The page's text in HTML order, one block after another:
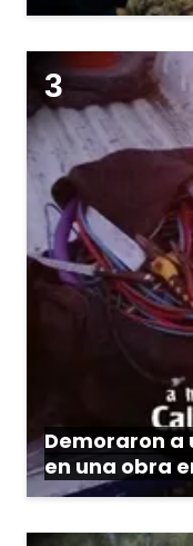
Demoraron a
en una obra